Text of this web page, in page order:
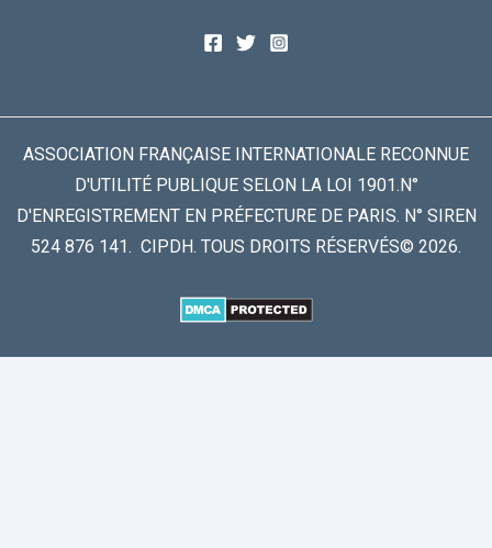
ASSOCIATION FRANÇAISE INTERNATIONALE RECONNUE
D'UTILITÉ PUBLIQUE SELON LA LOI 1901.N°
D'ENREGISTREMENT EN PRÉFECTURE DE PARIS. N° SIREN
524 876 141. CIPDH. TOUS DROITS RÉSERVÉS© 2026.